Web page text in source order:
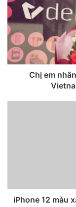
Chị em
iPhone 12 màu